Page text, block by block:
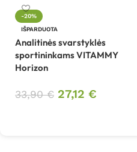
-20%
IŠPARDUOTA
Analitinės svarstyklės
sportininkams VITAMMY
Horizon
33,90€ 27,12 €